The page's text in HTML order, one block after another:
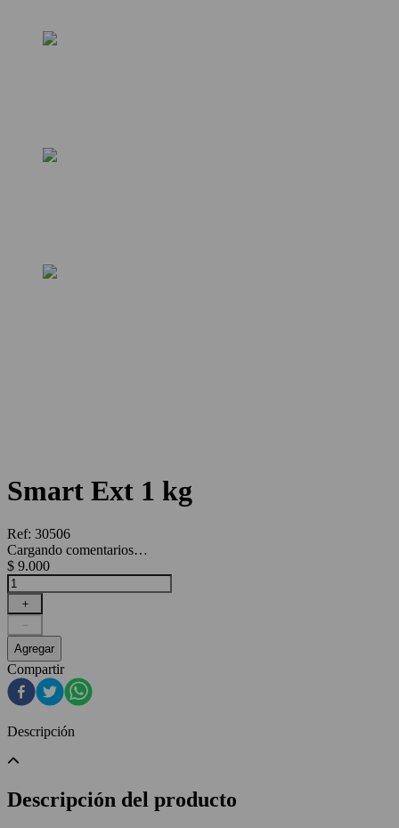
Smart Ext 1 kg
Ref: 30506
Cargando comentarios…
$ 9.000
＋
－
Agregar
Compartir
Descripción
Descripción del producto